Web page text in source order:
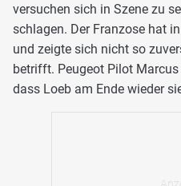
versuchen sich in Szene zu
schlagen. Der Franzose hat
und zeigte sich nicht so
betrifft. Peugeot Pilot
dass Loeb am Ende wieder